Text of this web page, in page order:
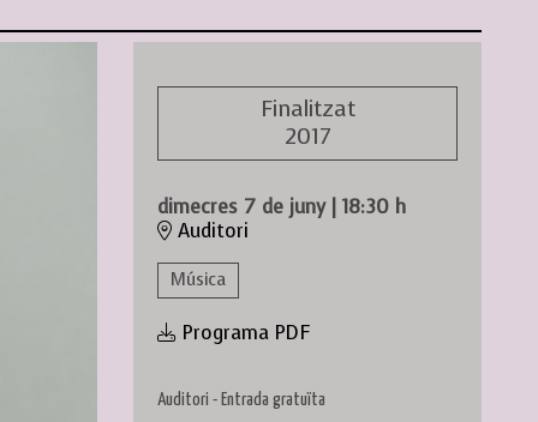
Finalitzat
2017
dimecres 7 de juny| 18:30 h
Auditori
Música
Programa PDF
Auditori - Entrada gratuïta